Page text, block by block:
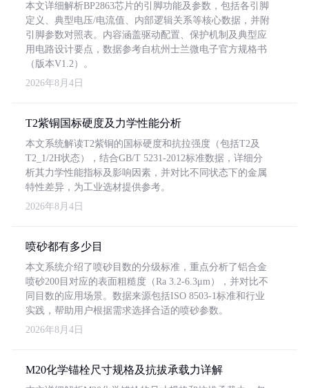
本文详细解析BP2863芯片的引脚功能及参数，包括各引脚
定义、典型电压/电流值、内部逻辑关系等核心数据，并附
引脚参数对照表。内容涵盖驱动配置、保护机制及典型应
用电路设计要点，数据参考自杭州士兰微电子官方规格书
（版本V1.2）。
2026年8月4日
T2紫铜国标硬度及力学性能分析
本文系统解读T2紫铜的国标硬度和抗拉强度（包括T2及
T2_1/2H状态），结合GB/T 5231-2012标准数据，详细分
析其力学性能指标及影响因素，并对比不同状态下的金属
特性差异，为工业选材提供参考。
2026年8月4日
喷砂都有多少目
本文系统介绍了喷砂目数的分级标准，重点分析了铝合金
喷砂200目对应的表面粗糙度（Ra 3.2-6.3μm），并对比不
同目数的应用场景。数据来源包括ISO 8503-1标准和行业
实践，帮助用户根据需求选择合适的喷砂参数。
2026年8月4日
M20化学锚栓尺寸规格及抗拔承载力详解